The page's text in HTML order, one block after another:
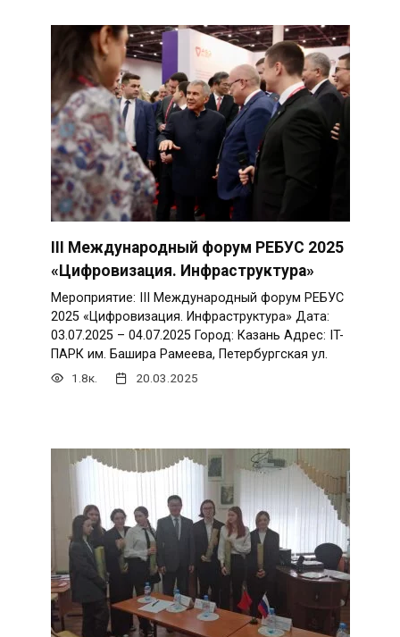
III Международный форум РЕБУС 2025
«Цифровизация. Инфраструктура»
Мероприятие: III Международный форум РЕБУС
2025 «Цифровизация. Инфраструктура» Дата:
03.07.2025 – 04.07.2025 Город: Казань Адрес: IT-
ПАРК им. Башира Рамеева, Петербургская ул.
1.8к. 20.03.2025